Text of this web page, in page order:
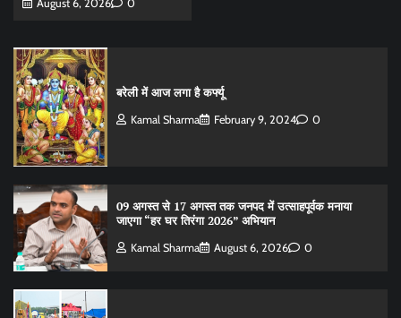
August 6, 2026
0
बरेली में आज लगा है कर्फ्यू
Kamal Sharma February 9, 2024 0
09 अगस्त से 17 अगस्त तक जनपद में उत्साहपूर्वक मनाया
जाएगा “हर घर तिरंगा 2026” अभियान
Kamal Sharma August 6, 2026 0